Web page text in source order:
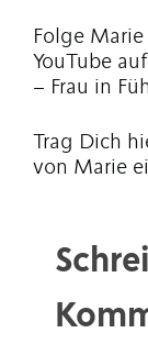
Folge
YouTube
– Frau in
Trag Dich
von Marie